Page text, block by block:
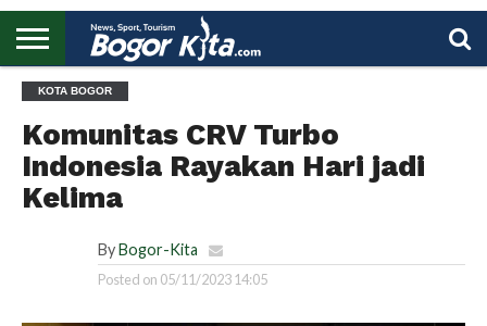
BOGOR
REGIONAL
NASIONAL
PENDIDIKAN
WISATA
OLAHRAGA
LAPORAN
PROFIL
KOTA BOGOR
Komunitas CRV Turbo
Indonesia Rayakan Hari jadi
Kelima
By Bogor-Kita
Posted on 05/11/2023 14:05